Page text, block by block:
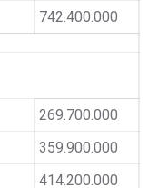
742.400.000
269.700.000
359.900.000
414.200.000